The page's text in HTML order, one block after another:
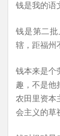
钱是我的语
钱是第二
辖，距福州
钱本来是个
趣，不是他
农田里资本
会主义的草